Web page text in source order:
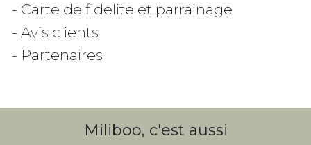
- Carte de fidelite et parrainage
- Avis clients
- Partenaires
Miliboo, c'est aussi